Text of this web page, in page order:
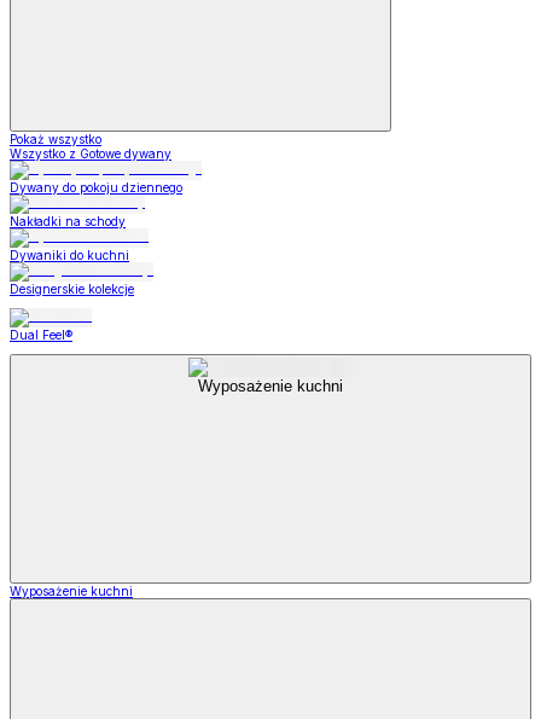
Pokaż wszystko
Wszystko z Gotowe dywany
Dywany do pokoju dziennego
Nakładki na schody
Dywaniki do kuchni
Designerskie kolekcje
Dual Feel®
Wyposażenie kuchni
Wyposażenie kuchni